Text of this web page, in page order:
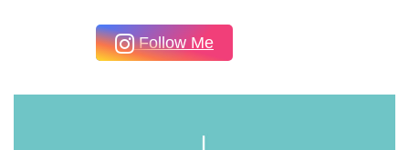
Follow Me